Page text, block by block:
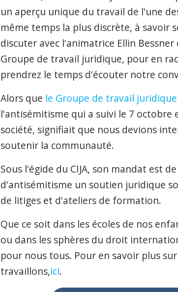
un aperçu unique du travail de l'une
même temps la plus discrète, à savoir
discuter avec l'animatrice Ellin
Groupe de travail juridique, pour en
prendrez le temps d'écouter notre
Alors que le Groupe de travail juridique
l'antisémitisme qui a suivi le 7 octobre
société, signifiait que nous devions
soutenir la communauté.
Sous l'égide du CIJA, son mandat est
d'antisémitisme un soutien juridique
de litiges et d'ateliers de formation.
Que ce soit dans les écoles de nos
ou dans les sphères du droit
pour nous tous. Pour en savoir plus
travaillons,ici.